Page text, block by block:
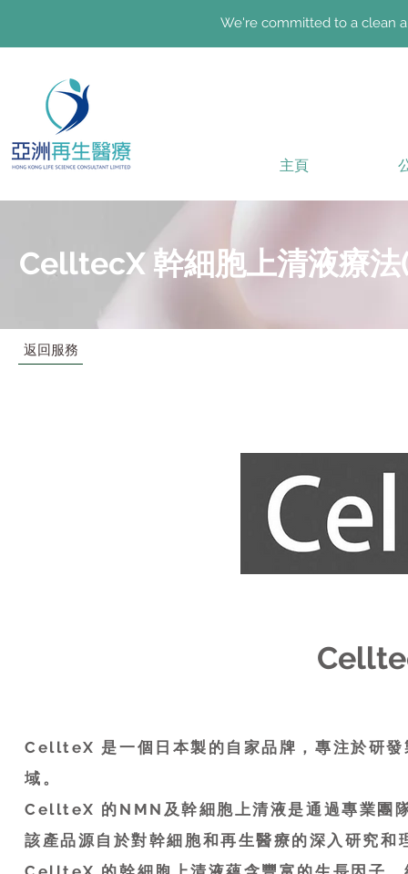
We're committed to a clean
主頁
CelltecX 幹細胞上清液療法
返回服務
CellteX 是一個日本製的自家品牌，專注於研
域。
CellteX 的NMN及幹細胞上清液是通過專業團
該產品源自於對幹細胞和再生醫療的深入研究